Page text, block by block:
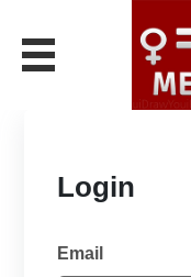
Login
Email